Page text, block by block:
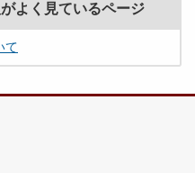
よく見ているページ
て